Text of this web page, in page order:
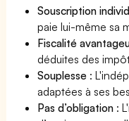
Souscription
paie lui-même sa
Fiscalité
déduites des
Souplesse :
adaptées à ses
Pas d’obligation :